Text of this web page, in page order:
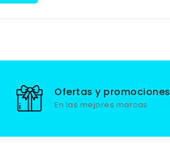
Ofertas y promociones
En las mejores marcas